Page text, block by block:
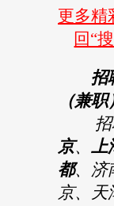
更多
回“
招
（兼职
招
京、 上
都、济
京、天